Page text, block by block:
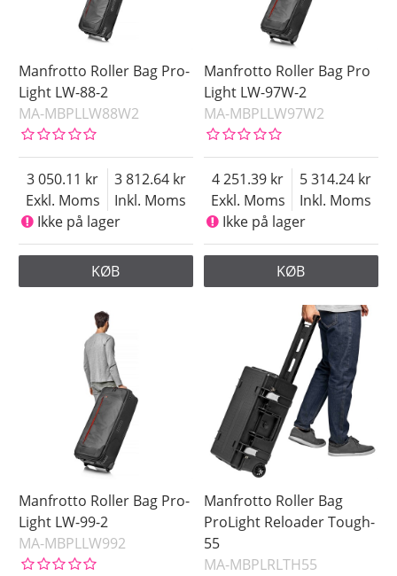
Manfrotto Roller Bag Pro-
Light LW-88-2
MA-MBPLLW88W2
Exkl. Moms
3 050.11
Inkl. Moms
3 812.64
Ikke på lager
KØB
Manfrotto Roller Bag Pro
Light LW-97W-2
MA-MBPLLW97W2
Exkl. Moms
4 251.39
Inkl. Moms
5 314.24
Ikke på lager
KØB
Manfrotto Roller Bag Pro-
Light LW-99-2
MA-MBPLLW992
Manfrotto Roller Bag
ProLight Reloader Tough-
55
MA-MBPLRLTH55